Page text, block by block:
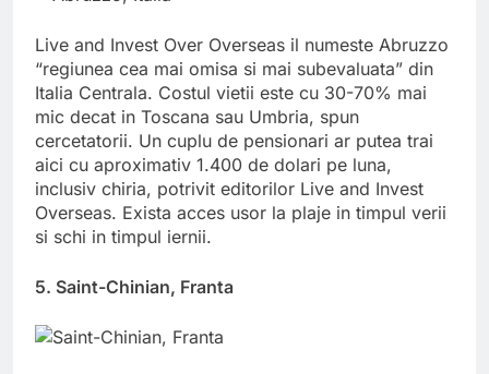
Live and Invest Over Overseas il numeste Abruzzo
“regiunea cea mai omisa si mai subevaluata” din
Italia Centrala. Costul vietii este cu 30-70% mai
mic decat in ​​Toscana sau Umbria, spun
cercetatorii. Un cuplu de pensionari ar putea trai
aici cu aproximativ 1.400 de dolari pe luna,
inclusiv chiria, potrivit editorilor Live and Invest
Overseas. Exista acces usor la plaje in timpul verii
si schi in timpul iernii.
5. Saint-Chinian, Franta